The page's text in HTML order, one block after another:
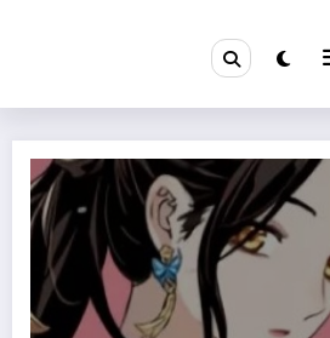
Nan Yak – La promesse de l’orchidée